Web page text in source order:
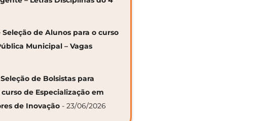
Seleção de Alunos para o curso
Municipal – Vagas
de Bolsistas para
de Especialização em
de Inovação - 23/06/2026